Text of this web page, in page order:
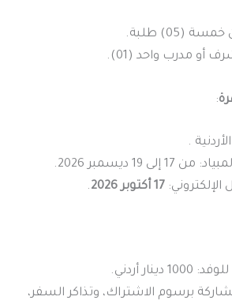
(05) طلبة.
أو مدرب واحد (01).
:
.
19 ديسمبر 2026.
17 أكتوبر 2026 .
أردني.
برسوم الاشتراك، وتذاكر السفر،